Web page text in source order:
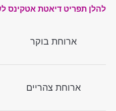
להלן תפריט דיאטת אטקינס
ארוחת בוקר
ארוחת צהריים